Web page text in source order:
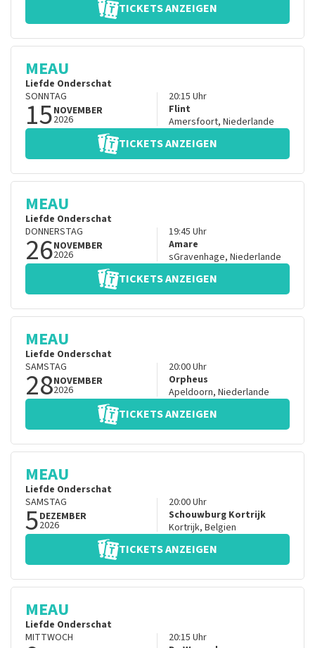
TICKETS ANZEIGEN
MEAU
Liefde Onderschat
SONNTAG
15NOVEMBER
2026
20:15 Uhr
Flint
Amersfoort, Niederlande
TICKETS ANZEIGEN
MEAU
Liefde Onderschat
DONNERSTAG
26NOVEMBER
2026
19:45 Uhr
Amare
sGravenhage, Niederlande
TICKETS ANZEIGEN
MEAU
Liefde Onderschat
SAMSTAG
28NOVEMBER
2026
20:00Uhr
Orpheus
Apeldoorn, Niederlande
TICKETS ANZEIGEN
MEAU
Liefde Onderschat
SAMSTAG
5DEZEMBER
2026
20:00Uhr
Schouwburg Kortrijk
Kortrijk, Belgien
TICKETS ANZEIGEN
MEAU
Liefde Onderschat
MITTWOCH
20:15 Uhr